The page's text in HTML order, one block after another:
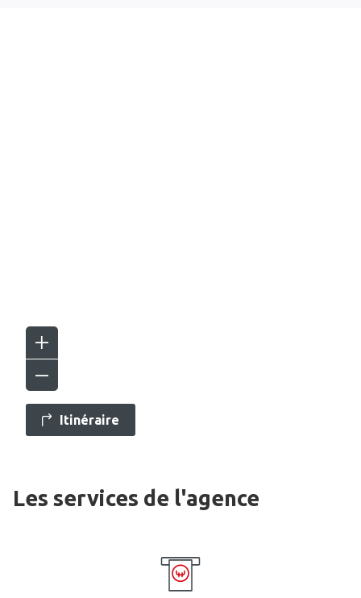
Itinéraire
Les services de l'agence